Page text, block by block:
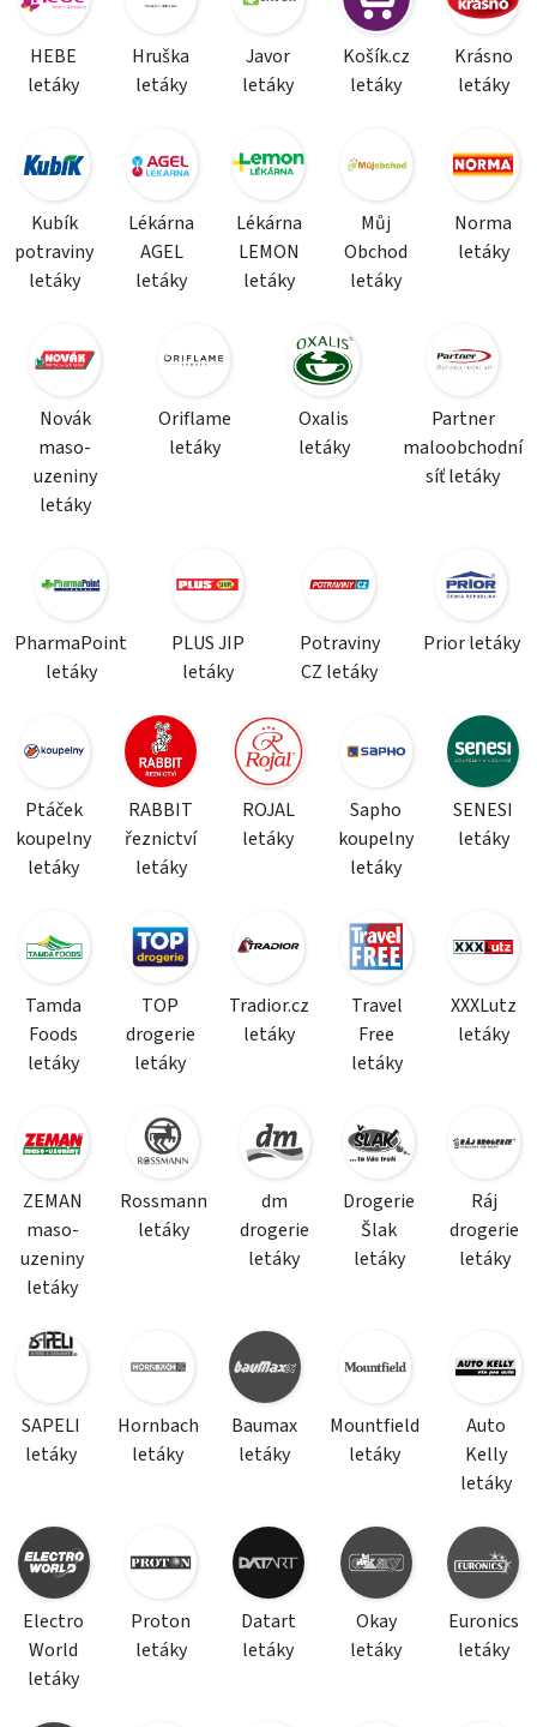
HEBE
letáky
Hruška
letáky
Javor
letáky
Košík.cz
letáky
Krásno
letáky
Kubík
potraviny
letáky
Lékárna
AGEL
letáky
Lékárna
LEMON
letáky
Můj
Obchod
letáky
Norma
letáky
Novák
maso-
uzeniny
letáky
Oriflame
letáky
Oxalis
letáky
Partner
maloobchodní
síť letáky
PharmaPoint
letáky
PLUS JIP
letáky
Potraviny
CZ letáky
Prior letáky
Ptáček
koupelny
letáky
RABBIT
řeznictví
letáky
ROJAL
letáky
Sapho
koupelny
letáky
SENESI
letáky
Tamda
Foods
letáky
TOP
drogerie
letáky
Tradior.cz
letáky
Travel
Free
letáky
XXXLutz
letáky
ZEMAN
maso-
uzeniny
letáky
Rossmann
letáky
dm
drogerie
letáky
Drogerie
Šlak
letáky
Ráj
drogerie
letáky
SAPELI
letáky
Hornbach
letáky
Baumax
letáky
Mountfield
letáky
Auto
Kelly
letáky
Electro
World
letáky
Proton
letáky
Datart
letáky
Okay
letáky
Euronics
letáky